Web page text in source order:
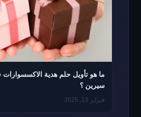
ما هو تأويل حلم هدية الاكسسوارات
سيرين ؟
فبراير 13, 2025